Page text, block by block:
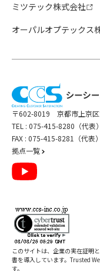
ミツテック株式会社
オーパルオプテックス
〒602-8019 京都市上京
TEL : 075-415-8280（代表）
FAX : 075-415-8281（代表）
拠点一覧
このサイトは、企業の実在証明
書を導入しています。Trusted
す。